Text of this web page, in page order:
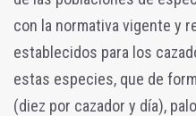
con la normativa vigente y
establecidos para los
estas especies, que de
(diez por cazador y día),